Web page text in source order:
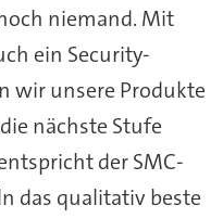
niemand. Mit
ein Security-
wir unsere Produkte
nächste Stufe
der SMC-
das qualitativ beste